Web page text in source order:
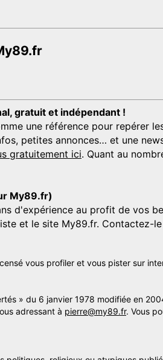
gratuit et indépendant !
une référence pour repérer
petites annonces… et une
gratuitement ici. Quant au
My89.fr)
d'expérience au profit de vos
et le site My89.fr. Contactez-
vous profiler et vous pister sur
» du 6 janvier 1978 modifiée en
adressant à pierre@my89.fr. Vous